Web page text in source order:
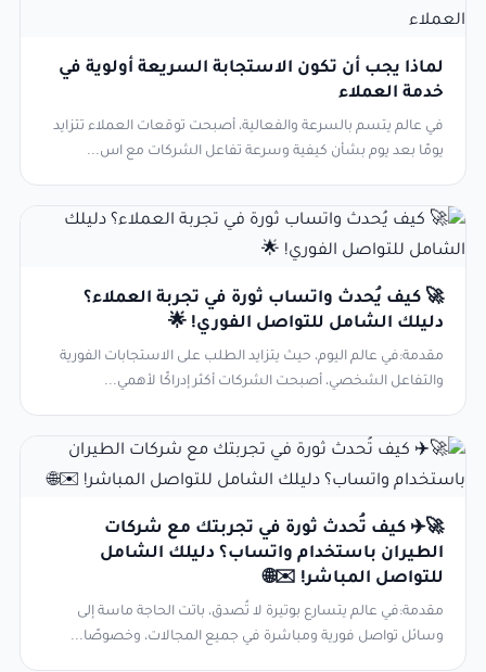
لماذا يجب أن تكون الاستجابة السريعة أولوية في
خدمة العملاء
في عالم يتسم بالسرعة والفعالية، أصبحت توقعات العملاء تتزايد
يومًا بعد يوم بشأن كيفية وسرعة تفاعل الشركات مع اس...
🚀 كيف يُحدث واتساب ثورة في تجربة العملاء؟
دليلك الشامل للتواصل الفوري! 🌟
مقدمة:في عالم اليوم، حيث يتزايد الطلب على الاستجابات الفورية
والتفاعل الشخصي، أصبحت الشركات أكثر إدراكًا لأهمي...
🚀✈️ كيف تُحدث ثورة في تجربتك مع شركات
الطيران باستخدام واتساب؟ دليلك الشامل
للتواصل المباشر! ✉️🌐
مقدمة:في عالم يتسارع بوتيرة لا تُصدق، باتت الحاجة ماسة إلى
وسائل تواصل فورية ومباشرة في جميع المجالات، وخصوصًا...